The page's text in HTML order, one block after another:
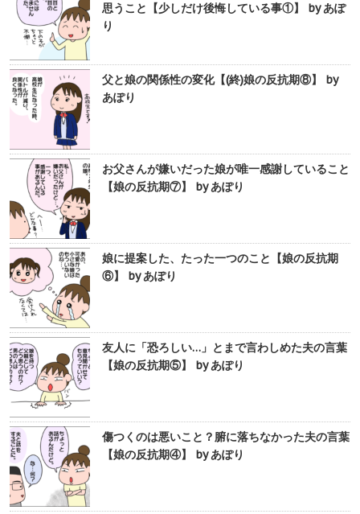
思うこと【少しだけ後悔している事①】 by あぽ
り
父と娘の関係性の変化【(終)娘の反抗期⑧】 by
あぽり
お父さんが嫌いだった娘が唯一感謝していること
【娘の反抗期⑦】 by あぽり
娘に提案した、たった一つのこと【娘の反抗期
⑥】 by あぽり
友人に「恐ろしい…」とまで言わしめた夫の言葉
【娘の反抗期⑤】 by あぽり
傷つくのは悪いこと？腑に落ちなかった夫の言葉
【娘の反抗期④】 by あぽり